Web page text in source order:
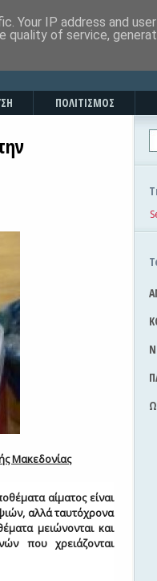
ΠΟΛΙΤΙΣΜΟΣ
Μακεδονίας
αίματος είναι
αλλά ταυτόχρονα
μειώνονται και
που χρειάζονται
Your IP address and
quality of service,